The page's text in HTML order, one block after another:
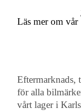
Läs mer om vår
Eftermarknads,
för alla
vårt lager i